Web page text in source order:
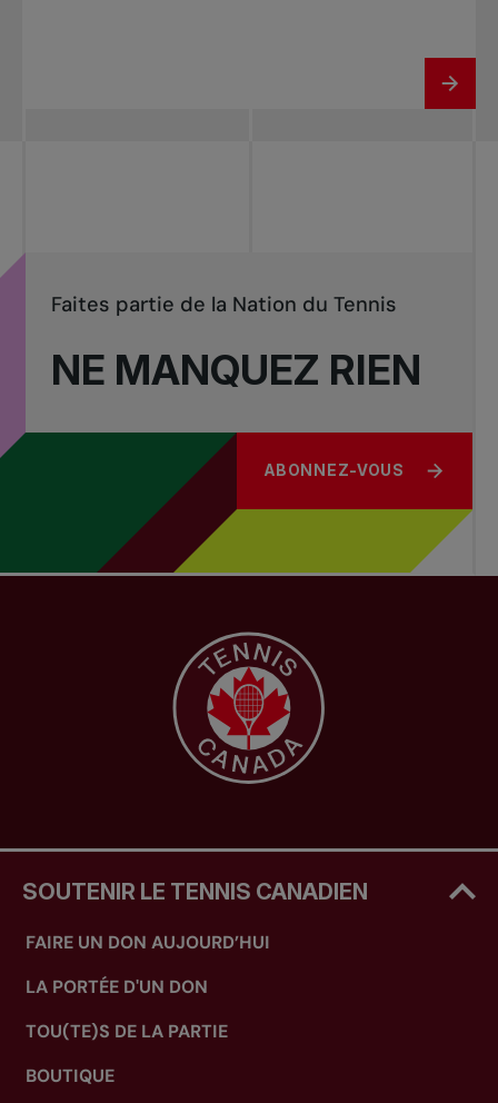
NE MANQUEZ RIEN
Faites partie de la Nation du Tennis
ABONNEZ-VOUS
SOUTENIR LE TENNIS CANADIEN
FAIRE UN DON AUJOURD’HUI
LA PORTÉE D'UN DON
TOU(TE)S DE LA PARTIE
BOUTIQUE